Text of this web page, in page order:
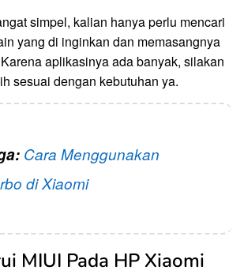
simpel, kalian hanya perlu mencari
yang di inginkan dan memasangnya
aplikasinya ada banyak, silakan
sesuai dengan kebutuhan ya.
Cara Menggunakan
di Xiaomi
MIUI Pada HP Xiaomi